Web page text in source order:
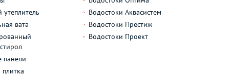
вата
панели
Водостоки Аквасистем
Водостоки Престиж
Водостоки Проект